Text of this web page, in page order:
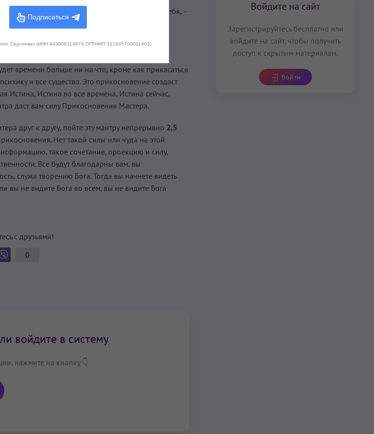
ее! Когда вы обретете свою душу, или себя, –
и потом подняться. Такое снижение – это
времени больше ни на что, кроме как прикасаться
и все существо. Это прикосновение создаст
Истина, Истина во все времена, Истина сейчас,
даст вам силу Прикосновения Мастера.
друг к другу, пойте эту мантру непрерывно 2,5
Нет такой силы или чуда на этой
такое сочетание, проекцию и силу,
Все будут благодарны вам, вы
служа творению Бога. Тогда вы начнете видеть
вы не видите Бога во всем, вы не видите Бога
с друзьями!
0
войдите в систему
нажмите на кнопку 👇
Войдите на сайт
Зарегистрируйтесь бесплатно или
войдите на сайт, чтобы получить
доступ к скрытым материалам.
Войти
Подписаться
Сергеевич (ИНН 643908114874 ОГРНИП 321645700011461)